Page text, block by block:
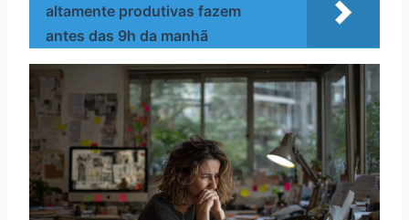
altamente produtivas fazem
antes das 9h da manhã